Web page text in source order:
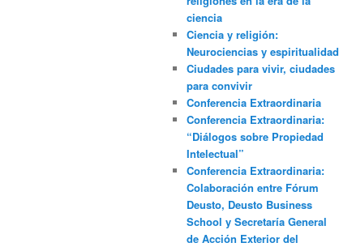
ciencia
Ciencia y religión:
Neurociencias y espiritualidad
Ciudades para vivir, ciudades
para convivir
Conferencia Extraordinaria
Conferencia Extraordinaria:
“Diálogos sobre Propiedad
Intelectual”
Conferencia Extraordinaria:
Colaboración entre Fórum
Deusto, Deusto Business
School y Secretaría General
de Acción Exterior del